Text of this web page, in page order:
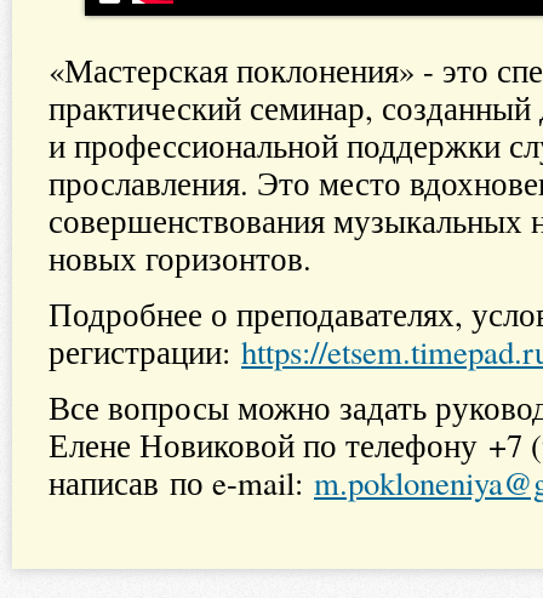
«Мастерская поклонения» - это
практический семинар,
и профессиональной поддержки
прославления. Это место
совершенствования музыкальных
новых горизонтов.
Подробнее о преподавателях,
регистрации: https://
Все вопросы можно задать
Елене Новиковой по телефону +7
написав по e-mail: